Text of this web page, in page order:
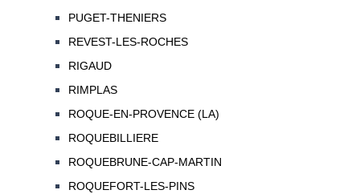
PUGET-THENIERS
REVEST-LES-ROCHES
RIGAUD
RIMPLAS
ROQUE-EN-PROVENCE (LA)
ROQUEBILLIERE
ROQUEBRUNE-CAP-MARTIN
ROQUEFORT-LES-PINS